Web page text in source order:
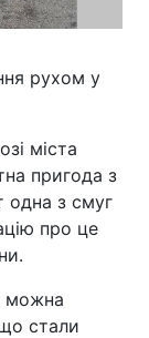
рухом у
міста
пригода з
одна з смуг
про це
можна
стали